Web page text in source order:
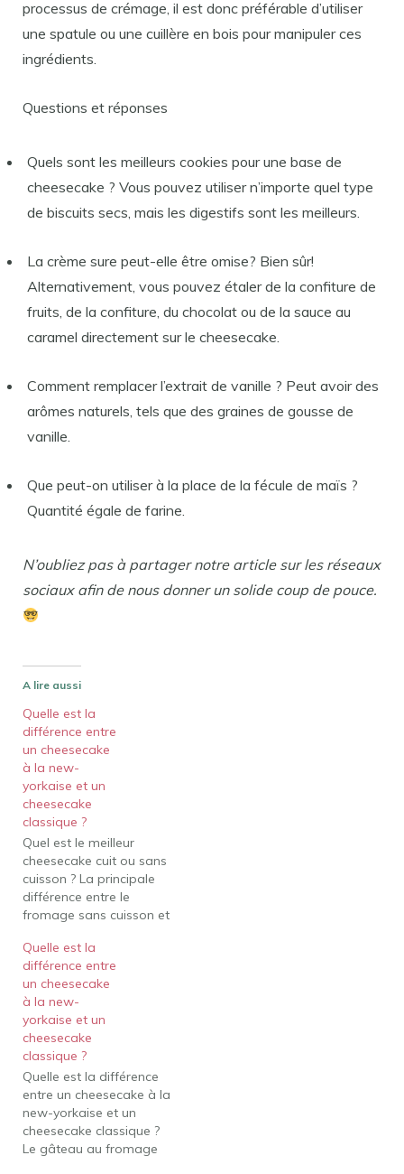
processus de crémage, il est donc préférable d’utiliser
une spatule ou une cuillère en bois pour manipuler ces
ingrédients.
Questions et réponses
Quels sont les meilleurs cookies pour une base de
cheesecake ? Vous pouvez utiliser n’importe quel type
de biscuits secs, mais les digestifs sont les meilleurs.
La crème sure peut-elle être omise? Bien sûr!
Alternativement, vous pouvez étaler de la confiture de
fruits, de la confiture, du chocolat ou de la sauce au
caramel directement sur le cheesecake.
Comment remplacer l’extrait de vanille ? Peut avoir des
arômes naturels, tels que des graines de gousse de
vanille.
Que peut-on utiliser à la place de la fécule de maïs ?
Quantité égale de farine.
N’oubliez pas à partager notre article sur les réseaux
sociaux afin de nous donner un solide coup de pouce.
A lire aussi
Quelle est la
différence entre
un cheesecake
à la new-
yorkaise et un
cheesecake
classique ?
Quel est le meilleur
cheesecake cuit ou sans
cuisson ? La principale
différence entre le
fromage sans cuisson et
cuit est que celui qui est
cuit a une meilleure
texture. En particulier, le
gâteau au fromage cuit
au four a une texture
crémeuse et lisse qui…
Quelle est la
différence entre
un cheesecake
à la new-
yorkaise et un
cheesecake
classique ?
Quelle est la différence
entre un cheesecake à la
new-yorkaise et un
cheesecake classique ?
Le gâteau au fromage